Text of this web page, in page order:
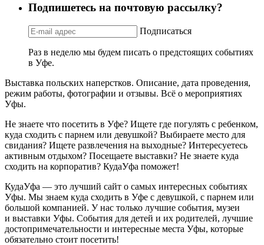
Подпишетесь на почтовую рассылку?
Подписаться
Раз в неделю мы будем писать о предстоящих событиях
в Уфе.
Выставка польских наперстков. Описание, дата проведения,
режим работы, фотографии и отзывы. Всё о мероприятиях
Уфы.
Не знаете что посетить в Уфе? Ищете где погулять с ребенком,
куда сходить с парнем или девушкой? Выбираете место для
свидания? Ищете развлечения на выходные? Интересуетесь
активным отдыхом? Посещаете выставки? Не знаете куда
сходить на корпоратив? КудаУфа поможет!
КудаУфа — это лучший сайт о самых интересных событиях
Уфы. Мы знаем куда сходить в Уфе с девушкой, с парнем или
большой компанией. У нас только лучшие события, музеи
и выставки Уфы. События для детей и их родителей, лучшие
достопримечательности и интересные места Уфы, которые
обязательно стоит посетить!